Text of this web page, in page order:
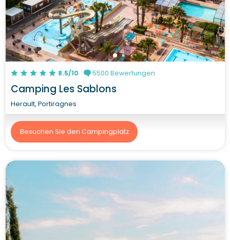
8.5/10 5500 Bewertungen
Camping Les Sablons
Herault, Portiragnes
Besuchen Sie den Campingplatz